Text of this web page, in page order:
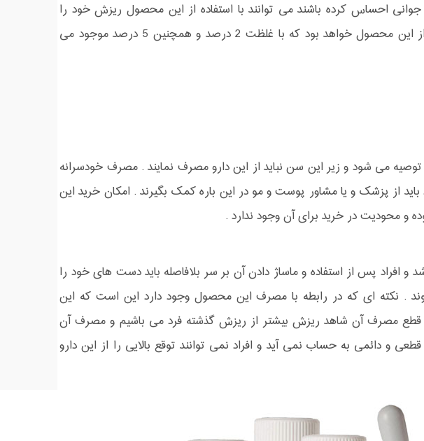
جوانی احساس کرده باشند می توانند با استفاده از این محصول ریزش خود را
کنترل نمایند که معمولا نیاز به روزی دوبار استفاده از این محصول خواهد بود که با غلظت 2 درصد و همچنین 5 درصد موجود می
این دارو عموما برای مردان بالای 20 سال توصیه می شود و زیر این سن نباید از این دارو مصرف نمایند . مصرف خودسرانه
از پزشک و یا مشاور پوست و مو در این باره کمک بگیرند . امکان خرید این
و محودیت در خرید برای آن وجود ندارد .
افراد پس از استفاده و ماساژ دادن آن بر سر بلافاصله باید دست های خود را
. نکته ای که در رابطه با مصرف این محصول وجود دارد این است که این
مصرف آن شاهد ریزش بیشتر از ریزش گذشته فرد می باشیم و مصرف آن
و دائمی به حساب نمی آید و افراد نمی توانند توقع بالایی را از این دارو